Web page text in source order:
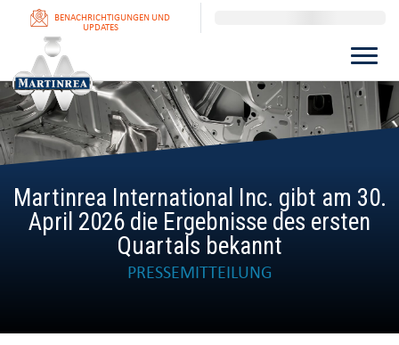
BENACHRICHTIGUNGEN UND
UPDATES
Martinrea International Inc. gibt am 30.
April 2026 die Ergebnisse des ersten
Quartals bekannt
PRESSEMITTEILUNG